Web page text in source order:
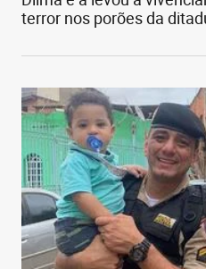
terror nos porões da